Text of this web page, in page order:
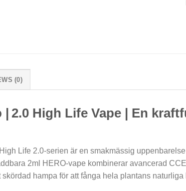
(0)
| 2.0 High Life Vape | En
Life 2.0-serien är en smakmässig
2ml HERO-vape kombinerar avancerad
hampa för att fånga hela plantans